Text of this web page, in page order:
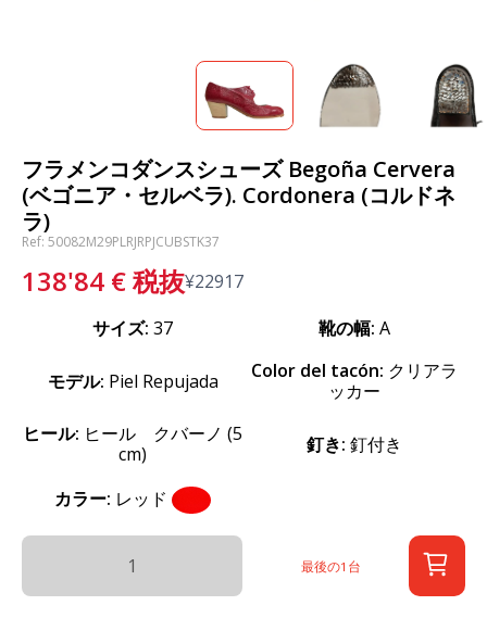
フラメンコダンスシューズ Begoña Cervera
(ベゴニア・セルベラ). Cordonera (コルドネ
ラ)
Ref: 50082M29PLRJRPJCUBSTK37
138'84 €税抜¥22917
サイズ: 37 靴の幅: A
モデル: Piel Repujada Color del tacón: クリアラ
ッカー
ヒール: ヒール クバーノ (5
cm)
釘き: 釘付き
カラー: レッド
最後の1台